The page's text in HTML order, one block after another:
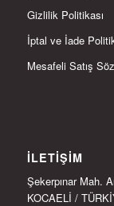
Gizlilik Politikası
İptal ve İade
Mesafeli Satış
İLETIŞIM
Şekerpınar Mah.
KOCAELİ /